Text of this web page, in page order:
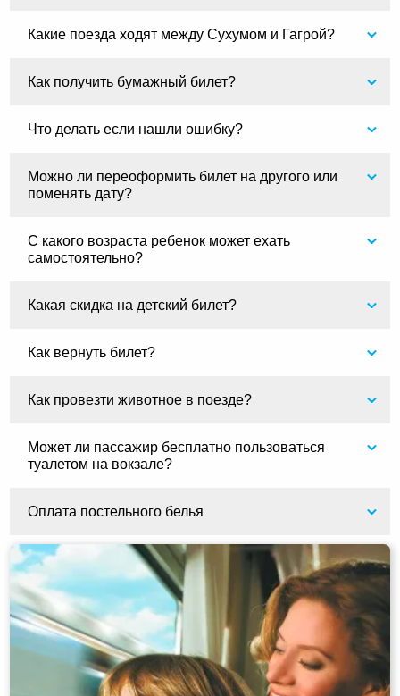
Какие поезда ходят между Сухумом и Гагрой?
Как получить бумажный билет?
Что делать если нашли ошибку?
Можно ли переоформить билет на другого или
поменять дату?
С какого возраста ребенок может ехать
самостоятельно?
Какая скидка на детский билет?
Как вернуть билет?
Как провезти животное в поезде?
Может ли пассажир бесплатно пользоваться
туалетом на вокзале?
Оплата постельного белья